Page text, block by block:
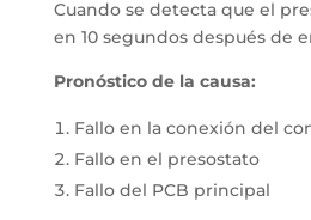
Cuando se detecta que el
en 10 segundos después de
Pronóstico de la causa:
Fallo en la conexión del
Fallo en el presostato
Fallo del PCB principal